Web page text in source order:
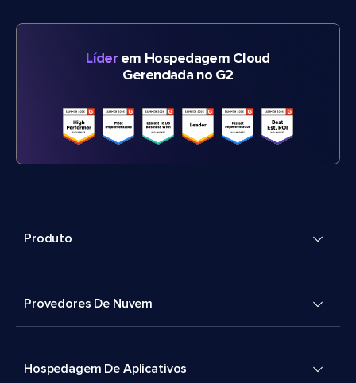
Líderem Hospedagem Cloud
Gerenciada no G2
Produto
Provedores De Nuvem
Hospedagem De Aplicativos